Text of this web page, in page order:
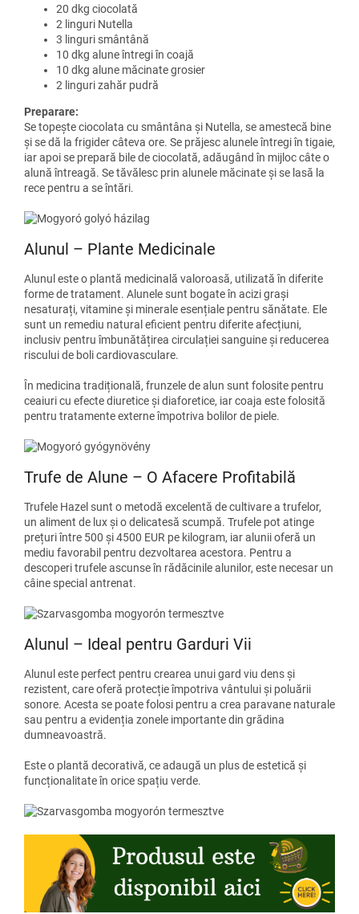
20 dkg ciocolată
2 linguri Nutella
3 linguri smântână
10 dkg alune întregi în coajă
10 dkg alune măcinate grosier
2 linguri zahăr pudră
Preparare:
Se topește ciocolata cu smântâna și Nutella, se amestecă bine
și se dă la frigider câteva ore. Se prăjesc alunele întregi în tigaie,
iar apoi se prepară bile de ciocolată, adăugând în mijloc câte o
alună întreagă. Se tăvălesc prin alunele măcinate și se lasă la
rece pentru a se întări.
Alunul – Plante Medicinale
Alunul este o plantă medicinală valoroasă, utilizată în diferite
forme de tratament. Alunele sunt bogate în acizi grași
nesaturați, vitamine și minerale esențiale pentru sănătate. Ele
sunt un remediu natural eficient pentru diferite afecțiuni,
inclusiv pentru îmbunătățirea circulației sanguine și reducerea
riscului de boli cardiovasculare.
În medicina tradițională, frunzele de alun sunt folosite pentru
ceaiuri cu efecte diuretice și diaforetice, iar coaja este folosită
pentru tratamente externe împotriva bolilor de piele.
Trufe de Alune – O Afacere Profitabilă
Trufele Hazel sunt o metodă excelentă de cultivare a trufelor,
un aliment de lux și o delicatesă scumpă. Trufele pot atinge
prețuri între 500 și 4500 EUR pe kilogram, iar alunii oferă un
mediu favorabil pentru dezvoltarea acestora. Pentru a
descoperi trufele ascunse în rădăcinile alunilor, este necesar un
câine special antrenat.
Alunul – Ideal pentru Garduri Vii
Alunul este perfect pentru crearea unui gard viu dens și
rezistent, care oferă protecție împotriva vântului și poluării
sonore. Acesta se poate folosi pentru a crea paravane naturale
sau pentru a evidenția zonele importante din grădina
dumneavoastră.
Este o plantă decorativă, ce adaugă un plus de estetică și
funcționalitate în orice spațiu verde.